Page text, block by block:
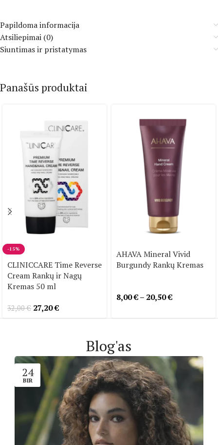
Papildoma informacija
Atsiliepimai (0)
Siuntimas ir pristatymas
Panašūs produktai
-15%
CLINICCARE Time Reverse
Cream Rankų ir Nagų
Kremas 50 ml
32,00€ 27,20€
AHAVA Mineral Vivid
Burgundy Rankų Kremas
8,00€– 20,50€
Blog'as
24
BIR